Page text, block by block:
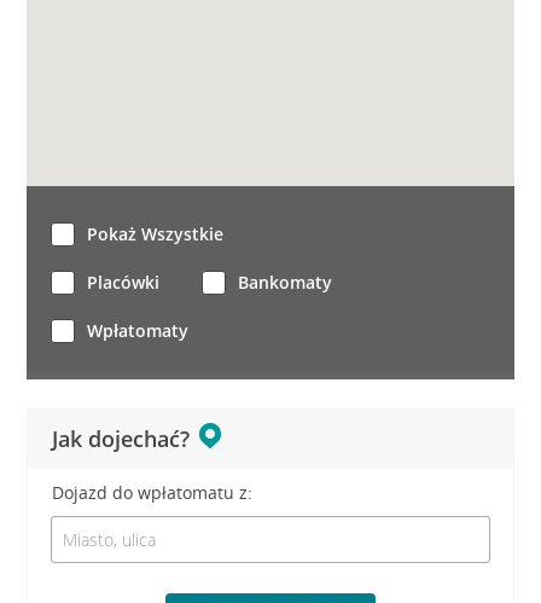
Jak dojechać?
Dojazd do wpłatomatu z:
Pokaż Wszystkie
Placówki Bankomaty
Wpłatomaty